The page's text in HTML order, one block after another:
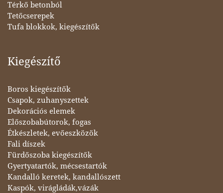
Térkő betonból
Tetőcserepek
Tufa blokkok, kiegészítők
Kiegészítő
Boros kiegészítők
Csapok, zuhanyszettek
Dekorációs elemek
Előszobabútorok, fogas
Étkészletek, evőeszközök
Fali díszek
Fürdőszoba kiegészítők
Gyertyatartók, mécsestartók
Kandalló keretek, kandallószett
Kaspók, virágládák,vázák